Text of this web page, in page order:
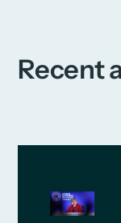
Recent